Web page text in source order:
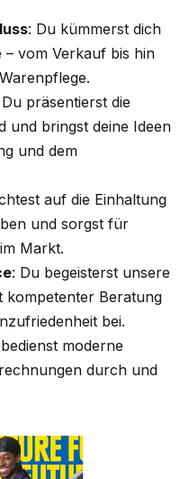
: Du kümmerst dich
– vom Verkauf bis hin
Du präsentierst die
und bringst deine Ideen
und dem
auf die Einhaltung
und sorgst für
Markt.
: Du begeisterst unsere
kompetenter Beratung
bei.
moderne
durch und